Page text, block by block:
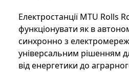
Електростанції MTU Rolls
функціонувати як в
синхронно з
універсальним рішенням
від енергетики до